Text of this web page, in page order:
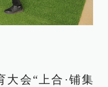
大会“上合·铺集